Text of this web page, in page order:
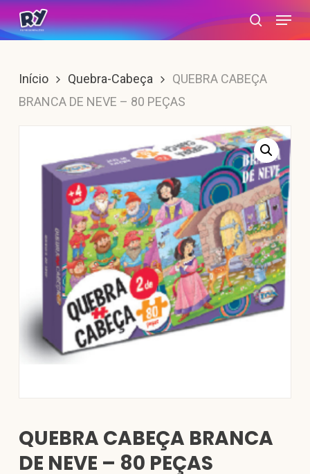
Skip
to
content
search
Menu
Início Quebra-Cabeça
QUEBRA CABEÇA
BRANCA DE NEVE – 80 PEÇAS
QUEBRA CABEÇA BRANCA
DE NEVE – 80 PEÇAS